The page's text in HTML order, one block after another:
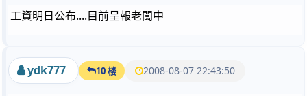
工資明日公布....目前呈報老闆中
ydk777 10 楼 2008-08-07 22:43:50